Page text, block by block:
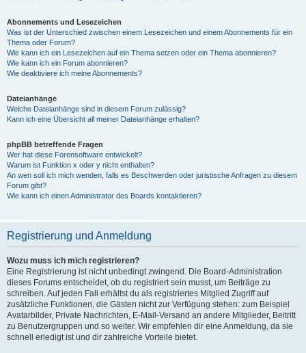
Abonnements und Lesezeichen
Was ist der Unterschied zwischen einem Lesezeichen und einem Abonnements für ein
Thema oder Forum?
Wie kann ich ein Lesezeichen auf ein Thema setzen oder ein Thema abonnieren?
Wie kann ich ein Forum abonnieren?
Wie deaktiviere ich meine Abonnements?
Dateianhänge
Welche Dateianhänge sind in diesem Forum zulässig?
Kann ich eine Übersicht all meiner Dateianhänge erhalten?
phpBB betreffende Fragen
Wer hat diese Forensoftware entwickelt?
Warum ist Funktion x oder y nicht enthalten?
An wen soll ich mich wenden, falls es Beschwerden oder juristische Anfragen zu diesem
Forum gibt?
Wie kann ich einen Administrator des Boards kontaktieren?
Registrierung und Anmeldung
Wozu muss ich mich registrieren?
Eine Registrierung ist nicht unbedingt zwingend. Die Board-Administration
dieses Forums entscheidet, ob du registriert sein musst, um Beiträge zu
schreiben. Auf jeden Fall erhältst du als registriertes Mitglied Zugriff auf
zusätzliche Funktionen, die Gästen nicht zur Verfügung stehen: zum Beispiel
Avatarbilder, Private Nachrichten, E-Mail-Versand an andere Mitglieder, Beitritt
zu Benutzergruppen und so weiter. Wir empfehlen dir eine Anmeldung, da sie
schnell erledigt ist und dir zahlreiche Vorteile bietet.